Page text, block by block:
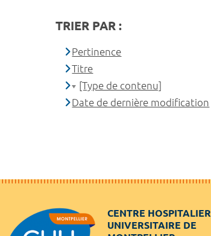
TRIER PAR :
Pertinence
Titre
[Type de contenu]
Date de dernière modification
CENTRE HOSPITALIER
UNIVERSITAIRE DE